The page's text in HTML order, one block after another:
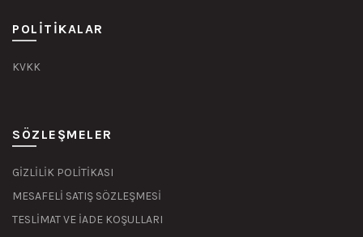
POLITIKALAR
KVKK
SÖZLEŞMELER
GİZLİLİK POLİTİKASI
MESAFELİ SATIŞ SÖZLEŞMESİ
TESLİMAT VE İADE KOŞULLARI